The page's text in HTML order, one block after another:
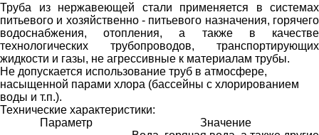
Труба из нержавеющей стали применяется в системах
питьевого и хозяйственно - питьевого назначения, горячего
водоснабжения, отопления, а также в качестве
технологических трубопроводов, транспортирующих
жидкости и газы, не агрессивные к материалам трубы.
Не допускается использование труб в атмосфере,
насыщенной парами хлора (бассейны с хлорированием
воды и т.п.).
Технические характеристики:
Параметр
Значение